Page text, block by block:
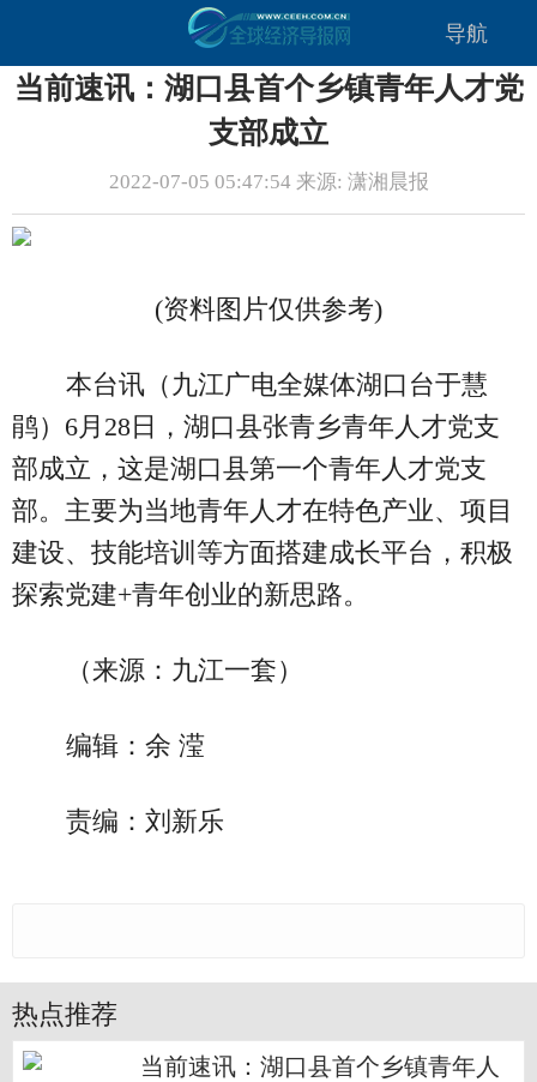
导航
当前速讯：湖口县首个乡镇青年人才党
支部成立
2022-07-05 05:47:54 来源: 潇湘晨报
(资料图片仅供参考)
本台讯（九江广电全媒体湖口台于慧
鹃）6月28日，湖口县张青乡青年人才党支
部成立，这是湖口县第一个青年人才党支
部。主要为当地青年人才在特色产业、项目
建设、技能培训等方面搭建成长平台，积极
探索党建+青年创业的新思路。
（来源：九江一套）
编辑：余 滢
责编：刘新乐
热点推荐
当前速讯：湖口县首个乡镇青年人